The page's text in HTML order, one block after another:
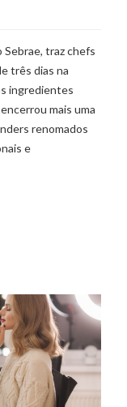
Sebrae, traz chefs
três dias na
ingredientes
mais uma
renomados
e